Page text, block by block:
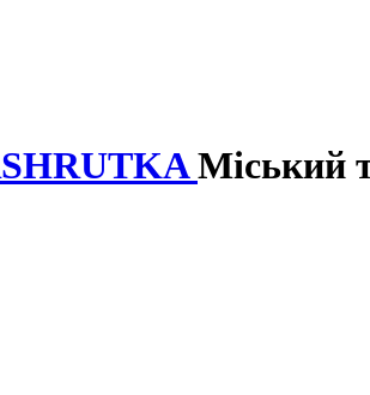
Міський